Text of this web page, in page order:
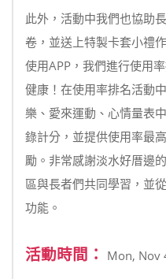
此外，活動中我們也協助
卷，並送上特製卡套小禮
使用APP，我們進行使用
健康！在使用率排名活動
樂、愛來運動、心情量表
錄計分，並提供使用率最
勵。非常感謝淡水好厝邊
區與長者們共同學習，並
功能。
活動時間： Mon, Nov